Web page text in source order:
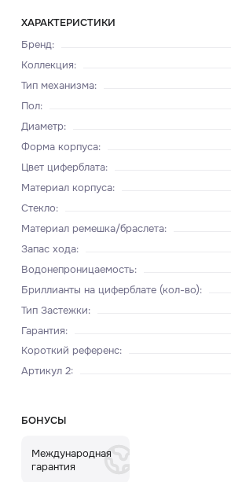
ХАРАКТЕРИСТИКИ
Бренд:
Коллекция:
Тип механизма:
Пол:
Диаметр:
Форма корпуса:
Цвет циферблата:
Материал корпуса:
Стекло:
Материал ремешка/браслета:
Запас хода:
Водонепроницаемость:
Бриллианты на циферблате (кол-во):
Тип Застежки:
Гарантия:
Короткий референс:
Артикул 2:
БОНУСЫ
Международная
гарантия